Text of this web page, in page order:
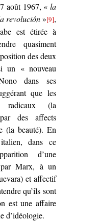
août 1967, « la
revolución»[9],
est étirée à
quasiment
des deux
un « nouveau
dans ses
que les
radicaux (la
des affects
(la beauté). En
italien, dans ce
d’une
par Marx, à un
et affectif
qu’ils sont
est une affaire
d’idéologie.